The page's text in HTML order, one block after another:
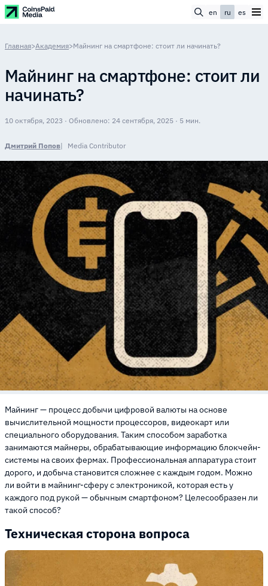
en ru es
Главная>Академия>Майнинг на смартфоне: стоит ли начинать?
Майнинг на смартфоне: стоит ли
начинать?
10 октября, 2023 · Обновлено: 24 сентября, 2025 · 5 мин.
Дмитрий Попов Media Contributor
Майнинг — процесс добычи цифровой валюты на основе
вычислительной мощности процессоров, видеокарт или
специального оборудования. Таким способом заработка
занимаются майнеры, обрабатывающие информацию блокчейн-
системы на своих фермах. Профессиональная аппаратура стоит
дорого, и добыча становится сложнее с каждым годом. Можно
ли войти в майнинг-сферу с электроникой, которая есть у
каждого под рукой — обычным смартфоном? Целесообразен ли
такой способ?
Техническая сторона вопроса